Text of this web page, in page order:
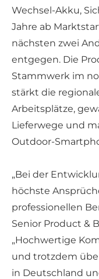
Wechsel-Akku,
Jahre ab
nächsten zwei
entgegen. Die
Stammwerk im
stärkt die
Arbeitsplätze,
Lieferwege und
Outdoor-
„Bei der
höchste
professionellen
Senior Product &
„Hochwertige
und trotzdem
in Deutschland